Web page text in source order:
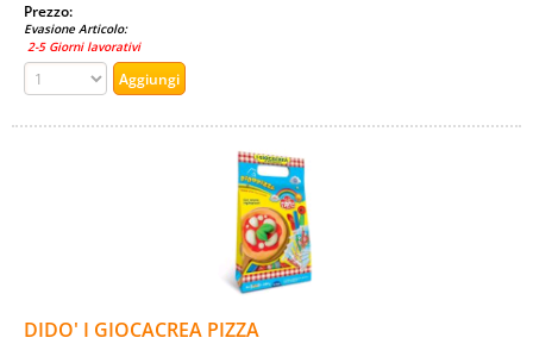
Prezzo:
Evasione Articolo:
2-5 Giorni lavorativi
DIDO' I GIOCACREA PIZZA